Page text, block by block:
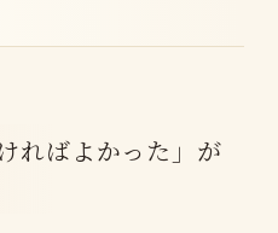
ればよかった」が